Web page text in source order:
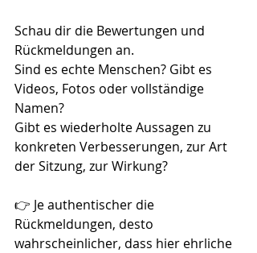
Schau dir die Bewertungen und
Rückmeldungen an.
Sind es echte Menschen? Gibt es
Videos, Fotos oder vollständige
Namen?
Gibt es wiederholte Aussagen zu
konkreten Verbesserungen, zur Art
der Sitzung, zur Wirkung?
👉 Je authentischer die
Rückmeldungen, desto
wahrscheinlicher, dass hier ehrliche